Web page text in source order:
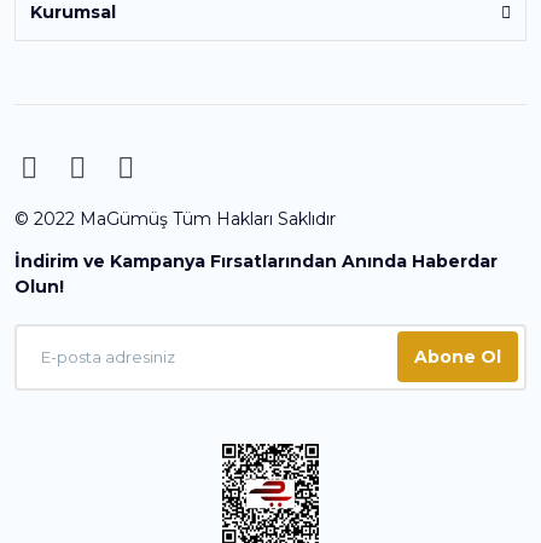
Kurumsal
© 2022 MaGümüş Tüm Hakları Saklıdır
İndirim ve Kampanya Fırsatlarından Anında Haberdar
Olun!
Abone Ol